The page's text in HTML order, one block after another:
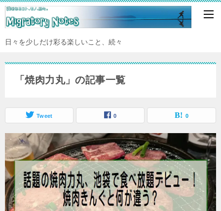
日々を少しだけ彩る楽しいこと、続々
「焼肉力丸」の記事一覧
Tweet 0 0